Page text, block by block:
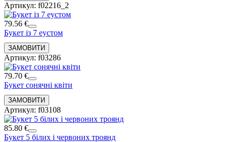
Артикул: f02216_2
79.56 €
Букет із 7 еустом
Артикул: f03286
79.70 €
Букет сонячні квіти
Артикул: f03108
85.80 €
Букет 5 білих і червоних троянд